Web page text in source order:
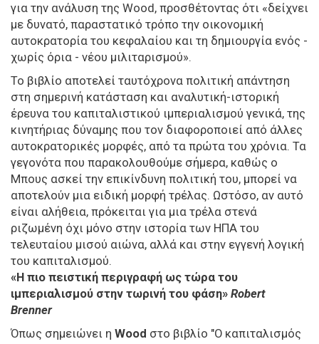
για την ανάλυση της Wood, προσθέτοντας ότι «δείχνει
με δυνατό, παραστατικό τρόπο την οικονομική
αυτοκρατορία του κεφαλαίου και τη δημιουργία ενός -
χωρίς όρια - νέου μιλιταρισμού».
Το βιβλίο αποτελεί ταυτόχρονα πολιτική απάντηση
στη σημερινή κατάσταση και αναλυτική-ιστορική
έρευνα του καπιταλιστικού ιμπεριαλισμού γενικά, της
κινητήριας δύναμης που τον διαφοροποιεί από άλλες
αυτοκρατορικές μορφές, από τα πρώτα του χρόνια. Τα
γεγονότα που παρακολουθούμε σήμερα, καθώς ο
Μπους ασκεί την επικίνδυνη πολιτική του, μπορεί να
αποτελούν μια ειδική μορφή τρέλας. Ωστόσο, αν αυτό
είναι αλήθεια, πρόκειται για μια τρέλα στενά
ριζωμένη όχι μόνο στην ιστορία των ΗΠΑ του
τελευταίου μισού αιώνα, αλλά και στην εγγενή λογική
του καπιταλισμού.
«Η πιο πειστική περιγραφή ως τώρα του
ιμπεριαλισμού στην τωρινή του φάση» Robert
Brenner
Όπως σημειώνει η Wood στο βιβλίο "Ο καπιταλισμός